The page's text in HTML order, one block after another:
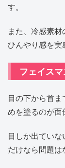
す。
また、冷感素
ひんやり感を実
フェイス
目の下から首
めを塗るのが面
目しか出てい
だけなら問題は